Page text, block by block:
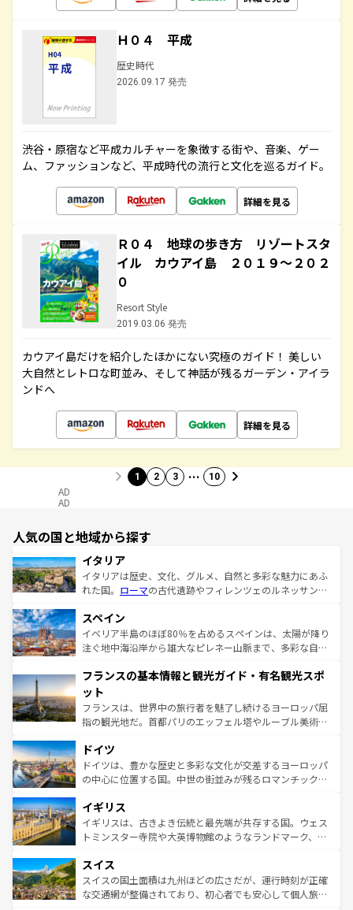
Ｈ０４ 平成
歴史時代
2026.09.17 発売
渋谷・原宿など平成カルチャーを象徴する街や、音楽、ゲー
ム、ファッションなど、平成時代の流行と文化を巡るガイド。
詳細を見る
Ｒ０４ 地球の歩き方 リゾートスタ
イル カウアイ島 ２０１９～２０２
０
Resort Style
2019.03.06 発売
カウアイ島だけを紹介したほかにない究極のガイド！ 美しい
大自然とレトロな町並み、そして神話が残るガーデン・アイラ
ンドへ
詳細を見る
1 2 3 … 10
AD
AD
人気の国と地域から探す
イタリア
イタリアは歴史、文化、グルメ、自然と多彩な魅力にあふ
れた国。 ローマの古代遺跡やフィレンツェのルネッサンス
ろん、トスカーナの美しい田園風景やアマルフィ海岸の絶
景など、自然景観も見逃せない。観光の合間には、本場の
ピザやパスタなど、絶品のイタリア料理を堪能することも
ませてくれるイタリアで、忘れられない旅をしてみよう！
なお、新着のイタリア情報は
しい。
スペイン
イベリア半島のほぼ80％を占めるスペインは、太陽が降り
注ぐ地中海沿岸から雄大なピレネー山脈まで、多彩な自然
文化が根付くこの国では、情熱的なフラメンコ、熱気あふ
れる闘牛、そして美味しいタパスが生活の一部となってい
る。首都マドリードの洗練された雰囲気や、バルセロナの
アートに溢れた街角から、地方では古代ローマ遺跡や中世
せる。地方によって風土や気候が異なるスペインはその個
性で訪れる人を魅了する。 なお、新着のスペイン情報は コ
ンテンツ一覧を参照してほしい。
フランスの基本情報と観光ガイド・有名観光スポ
ット
フランスは、世界中の旅行者を魅了し続けるヨーロッパ屈
指の観光地だ。首都パリのエッフェル塔やルーブル美術館
で、幅広い魅力が詰まっている。華麗な宮殿、歴史的な大
聖堂、美しいビーチ、そして豊かな自然が、訪れる者を心
から魅了する。また、フランスは美食の国としても知ら
いる。シャンパンの発祥地であるランス、プロヴァンスの
香り高いラベンダー畑など、多彩な楽しみ方が可能だ。さ
らに、パリ以外の地域にも魅力が溢れており、どの街角に
れる地方に足を運ぶとそれぞれで全く異なる文化を体験で
きるだろう。 なお、新着のフランス情報はコンテンツ一覧
を参照してほしい。
ドイツ
ドイツは、豊かな歴史と多彩な文化が交差するヨーロッパ
の中心に位置する国。中世の街並みが残るロマンチック街
顔を持つこの国は、どこを歩いても飽きることがない。ベ
ルリンの文化的活気、バイエルン州のアルプスの絶景、そ
してライン川沿いのワイン畑といった風景は必見。ビール
は、お酒好きな人にはぜひ体験してほしい。 なお、新着の
ドイツ情報はコンテンツ一覧を参照してほしい。
イギリス
イギリスは、古きよき伝統と最先端が共存する国。ウェス
トミンスター寺院や大英博物館のようなランドマーク、歴
リアごとに異なる魅力がある。また、優雅なアフタヌーン
ティー、ビール好きにはたまらない英国パブ、サッカー観
戦など、本場だからこそできる体験も豊富。イギリスを旅
スイス
スイスの国土面積は九州ほどの広さだが、運行時刻が正確
な交通網が整備されており、初心者でも安心して個人旅行